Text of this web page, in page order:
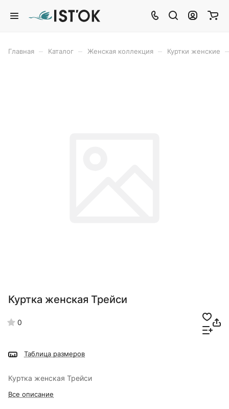
Главная Каталог Женская коллекция Куртки женские
Куртка женская Трейси
0
Таблица размеров
Куртка женская Трейси
Все описание